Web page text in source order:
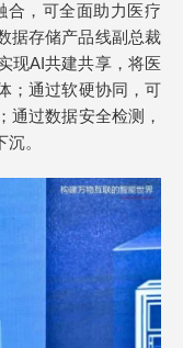
合，可全面助力医疗
据存储产品线副总裁
现AI共建共享，将医
；通过软硬协同，可
通过数据安全检测，
。